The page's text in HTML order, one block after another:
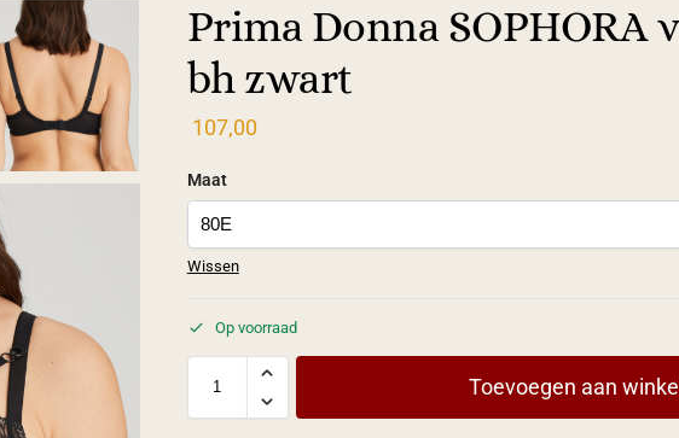
Prima Donna SOPHORA
bh zwart
107,00
Maat
Wissen
Op voorraad
Toevoegen aan